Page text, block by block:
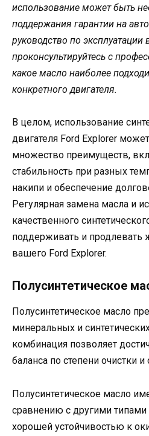
использование может быть
поддержания гарантии на
руководство по
проконсультируйтесь с
какое масло наиболее
конкретного двигателя.
В целом, использование
двигателя Ford Explorer
множество преимуществ,
стабильность при разных
накипи и обеспечение
Регулярная замена масла и
качественного
поддерживать и продлевать
вашего Ford Explorer.
Полусинтетическое
Полусинтетическое масло
минеральных и
комбинация позволяет
баланса по степени очистки
Полусинтетическое масло
сравнению с другими
хорошей устойчивостью к